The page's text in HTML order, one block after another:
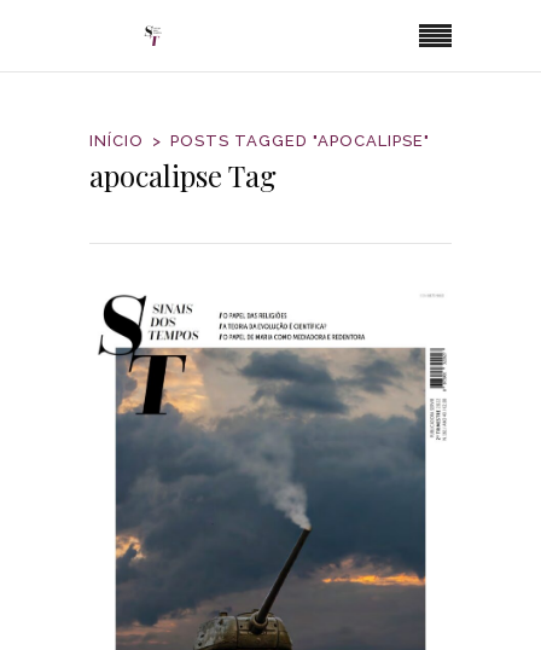
INÍCIO POSTS TAGGED "APOCALIPSE"
apocalipse Tag